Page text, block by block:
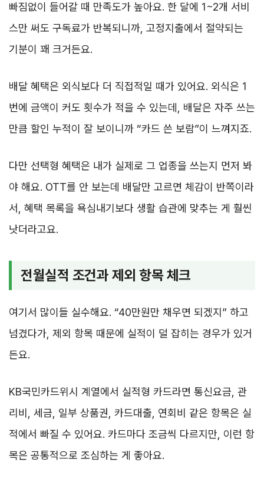
빠짐없이 들어갈 때 만족도가 높아요. 한 달에 1~2개 서비
스만 써도 구독료가 반복되니까, 고정지출에서 절약되는
기분이 꽤 크거든요.
배달 혜택은 외식보다 더 직접적일 때가 있어요. 외식은 1
번에 금액이 커도 횟수가 적을 수 있는데, 배달은 자주 쓰는
만큼 할인 누적이 잘 보이니까 “카드 쓴 보람”이 느껴지죠.
다만 선택형 혜택은 내가 실제로 그 업종을 쓰는지 먼저 봐
야 해요. OTT를 안 보는데 배달만 고르면 체감이 반쪽이라
서, 혜택 목록을 욕심내기보다 생활 습관에 맞추는 게 훨씬
낫더라고요.
전월실적 조건과 제외 항목 체크
여기서 많이들 실수해요. “40만원만 채우면 되겠지” 하고
넘겼다가, 제외 항목 때문에 실적이 덜 잡히는 경우가 있거
든요.
KB국민카드위시 계열에서 실적형 카드라면 통신요금, 관
리비, 세금, 일부 상품권, 카드대출, 연회비 같은 항목은 실
적에서 빠질 수 있어요. 카드마다 조금씩 다르지만, 이런 항
목은 공통적으로 조심하는 게 좋아요.